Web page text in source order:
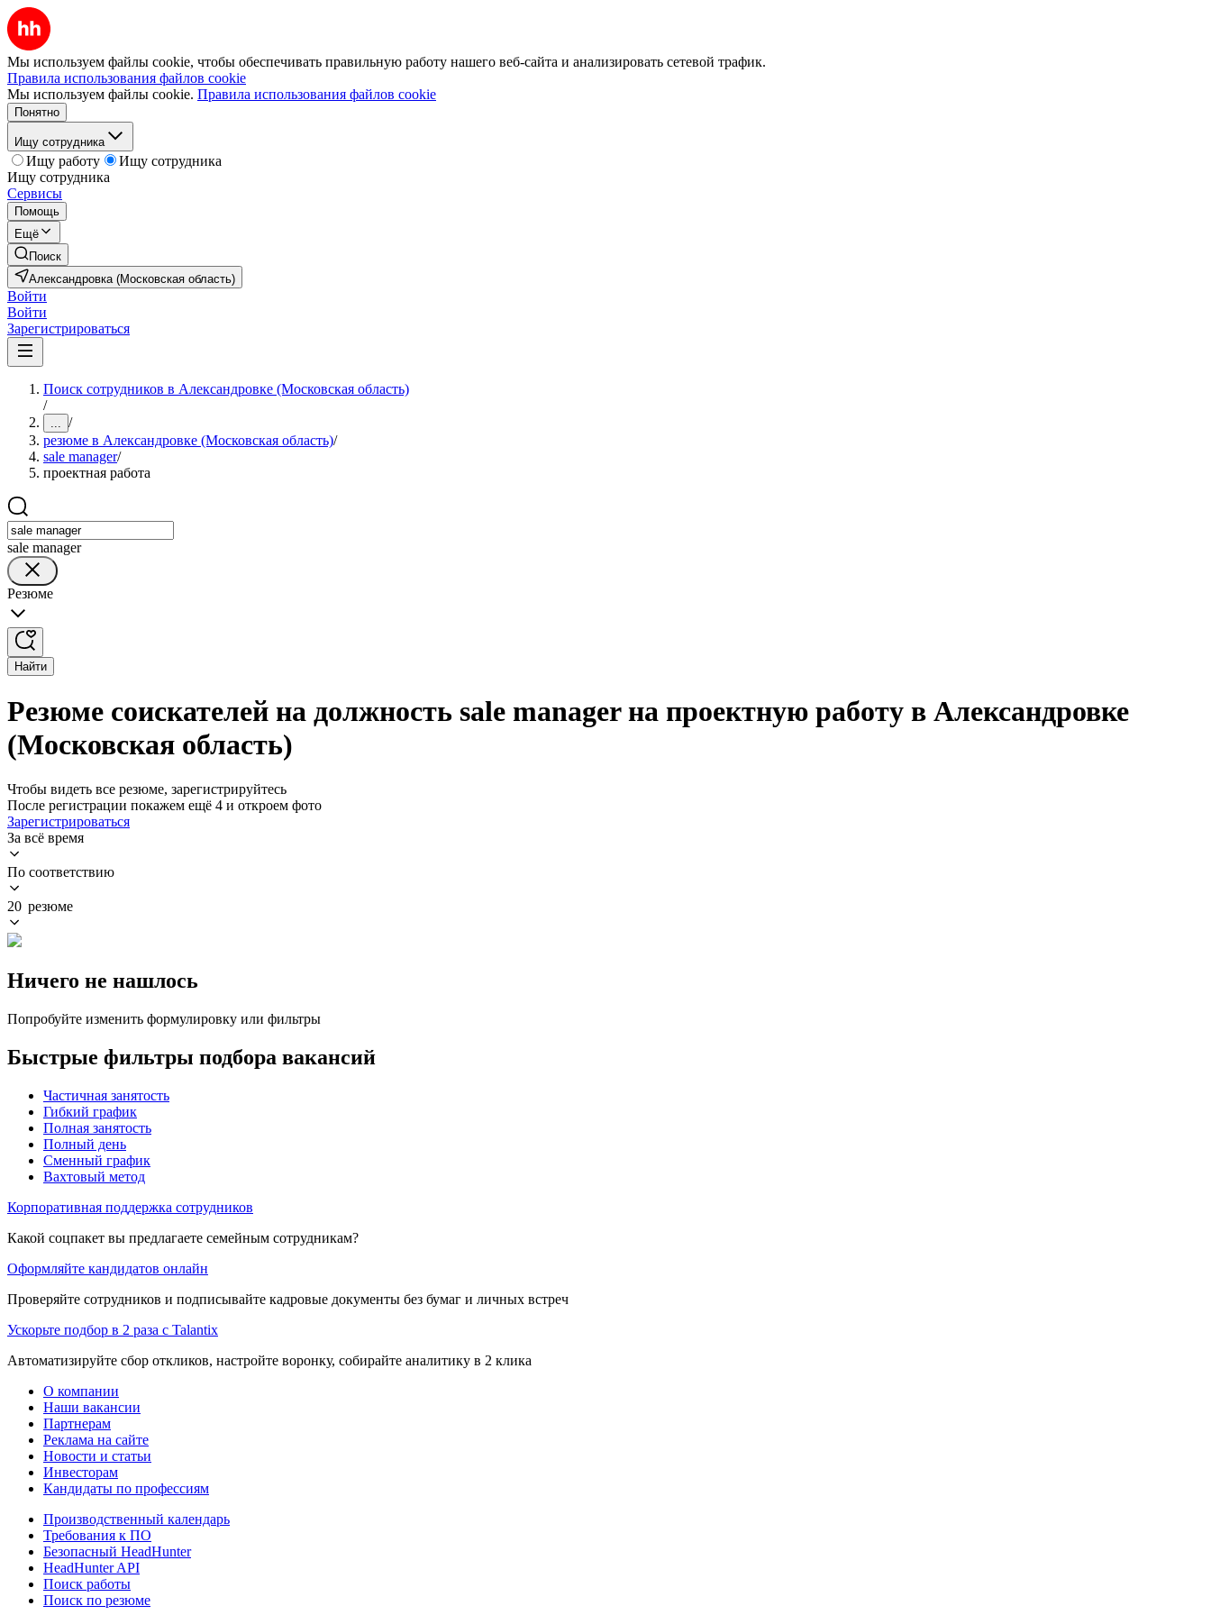
Мы используем файлы cookie, чтобы обеспечивать правильную работу нашего веб-сайта и анализировать сетевой трафик.
Правила использования файлов cookie
Мы используем файлы cookie. Правила использования файлов cookie
Понятно
Ищу сотрудника
Ищу работу
Ищу сотрудника
Ищу сотрудника
Сервисы
Помощь
Ещё
Поиск
Александровка (Московская область)
Войти
Войти
Зарегистрироваться
Поиск сотрудников в Александровке (Московская область)
/
... /
резюме в Александровке (Московская область)/
sale manager/
проектная работа
sale manager
Резюме
Найти
Резюме соискателей на должность sale manager на проектную работу в Александровке
(Московская область)
Чтобы видеть все резюме, зарегистрируйтесь
После регистрации покажем ещё 4 и откроем фото
Зарегистрироваться
За всё время
По соответствию
20 резюме
Ничего не нашлось
Попробуйте изменить формулировку или фильтры
Быстрые фильтры подбора вакансий
Частичная занятость
Гибкий график
Полная занятость
Полный день
Сменный график
Вахтовый метод
Корпоративная поддержка сотрудников
Какой соцпакет вы предлагаете семейным сотрудникам?
Оформляйте кандидатов онлайн
Проверяйте сотрудников и подписывайте кадровые документы без бумаг и личных встреч
Ускорьте подбор в 2 раза с Talantix
Автоматизируйте сбор откликов, настройте воронку, собирайте аналитику в 2 клика
О компании
Наши вакансии
Партнерам
Реклама на сайте
Новости и статьи
Инвесторам
Кандидаты по профессиям
Производственный календарь
Требования к ПО
Безопасный HeadHunter
HeadHunter API
Поиск работы
Поиск по резюме